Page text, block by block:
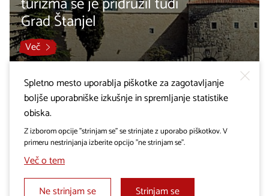
Grad Štanjel
Več
Spletno mesto uporablja piškotke za zagotavljanje
boljše uporabniške izkušnje in spremljanje statistike
obiska.
Z izborom opcije "strinjam se" se strinjate z uporabo piškotkov. V
primeru nestrinjanja izberite opcijo "ne strinjam se".
Več o tem
Ne strinjam se
Strinjam se